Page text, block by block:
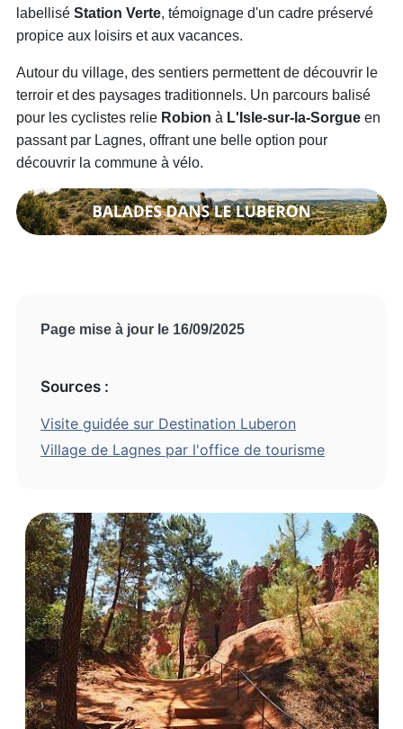
labellisé Station Verte, témoignage d'un cadre préservé
propice aux loisirs et aux vacances.
Autour du village, des sentiers permettent de découvrir le
terroir et des paysages traditionnels. Un parcours balisé
pour les cyclistes relie Robion à L'Isle-sur-la-Sorgueen
passant par Lagnes, offrant une belle option pour
découvrir la commune à vélo.
Page mise à jour le 16/09/2025
Sources :
Visite guidée sur Destination Luberon
Village de Lagnes par l'office de tourisme